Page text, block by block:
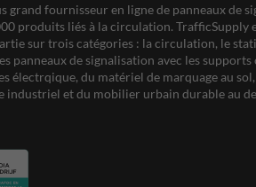
grand fournisseur en ligne de panneaux de
produits liés à la circulation. TrafficSupply
sur trois catégories : la circulation, le
panneaux de signalisation avec les
électrqique, du matériel de marquage au
industriel et du mobilier urbain durable au